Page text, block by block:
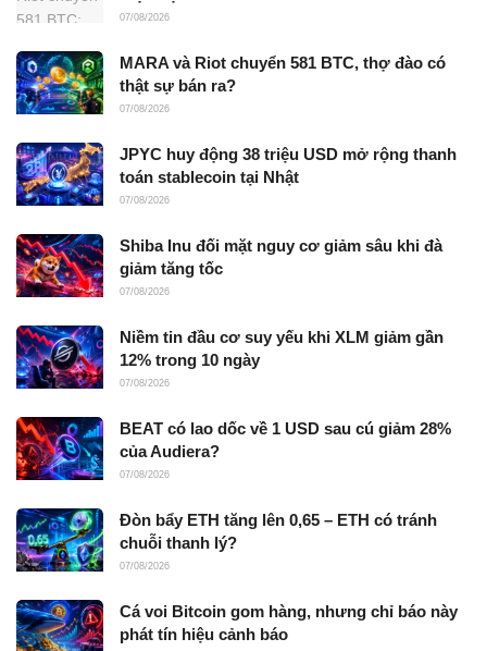
07/08/2026
MARA và Riot chuyển 581 BTC, thợ đào có
thật sự bán ra?
07/08/2026
JPYC huy động 38 triệu USD mở rộng thanh
toán stablecoin tại Nhật
07/08/2026
Shiba Inu đối mặt nguy cơ giảm sâu khi đà
giảm tăng tốc
07/08/2026
Niềm tin đầu cơ suy yếu khi XLM giảm gần
12% trong 10 ngày
07/08/2026
BEAT có lao dốc về 1 USD sau cú giảm 28%
của Audiera?
07/08/2026
Đòn bẩy ETH tăng lên 0,65 – ETH có tránh
chuỗi thanh lý?
07/08/2026
Cá voi Bitcoin gom hàng, nhưng chỉ báo này
phát tín hiệu cảnh báo